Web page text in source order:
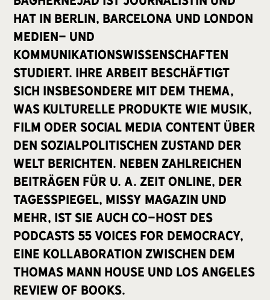
hat in Berlin, Barcelona und London
Medien- und
Kommunikationswissenschaften
studiert. Ihre Arbeit beschäftigt
sich insbesondere mit dem Thema,
was kulturelle Produkte wie Musik,
Film oder Social Media Content über
den sozialpolitischen Zustand der
Welt berichten. Neben zahlreichen
Beiträgen für u. a. Zeit Online, Der
Tagesspiegel, Missy Magazin und
mehr, ist sie auch Co-Host des
Podcasts 55 Voices for Democracy,
eine Kollaboration zwischen dem
Thomas Mann House und Los Angeles
Review of Books.